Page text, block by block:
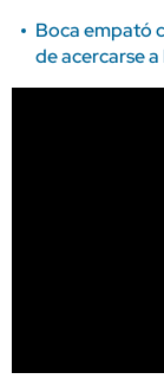
Boca empató
de acercarse